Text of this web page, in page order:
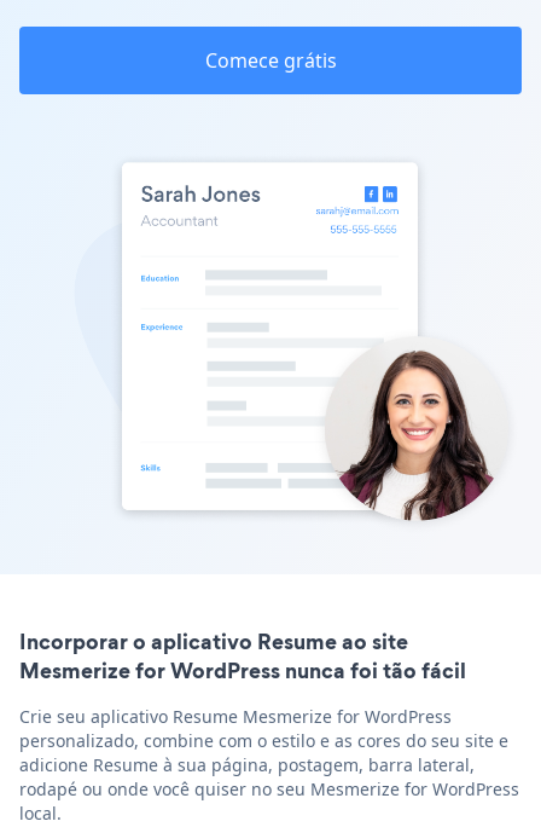
Comece grátis
Incorporar o aplicativo Resume ao site
Mesmerize for WordPress nunca foi tão fácil
Crie seu aplicativo Resume Mesmerize for WordPress
personalizado, combine com o estilo e as cores do seu site e
adicione Resume à sua página, postagem, barra lateral,
rodapé ou onde você quiser no seu Mesmerize for WordPress
local.